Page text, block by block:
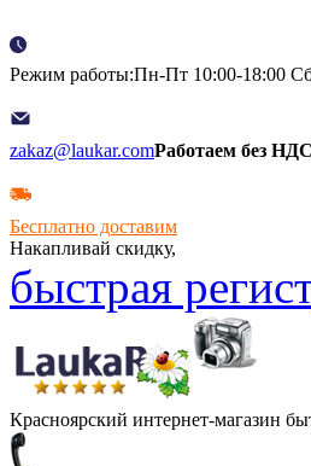
Режим работы:Пн-Пт 10:00-18:00
zakaz@laukar.comРаботаем без НДС
Бесплатно доставим
Накапливай скидку,
быстрая
Красноярский интернет-магазин